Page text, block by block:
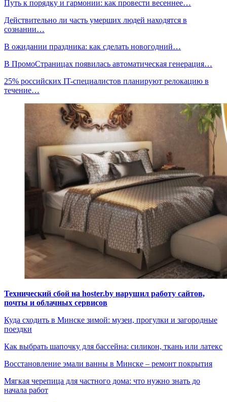
Путь к порядку и гармонии: как провести весеннее…
Действительно ли часть умерших людей находятся в
сознании…
В ожидании праздника: как сделать новогодний…
В ПромоСтраницах появилась автоматическая генерация…
25% российских IT-специалистов планируют релокацию в
течение…
Технический сбой на hoster.by нарушил работу сайтов,
почты и облачных сервисов
Куда сходить в Минске зимой: музеи, прогулки и загородные
поездки
Как выбрать шапочку для бассейна: силикон, ткань или латекс
Восстановление эмали ванны в Минске – ремонт покрытия
Мягкая черепица для частного дома: что нужно знать до
начала работ